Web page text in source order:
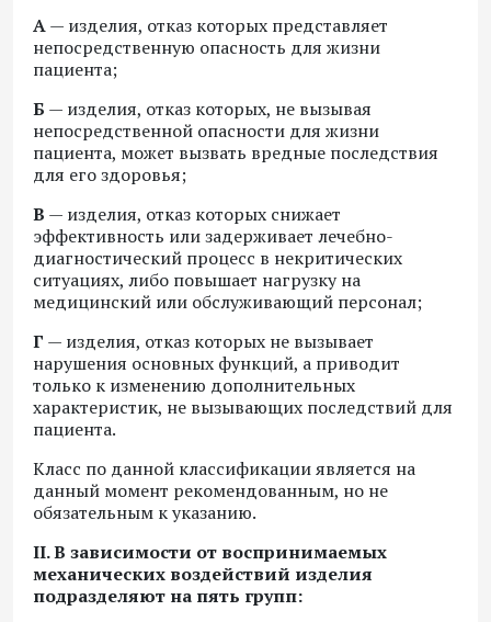
А— изделия, отказ которых представляет
непосредственную опасность для жизни
пациента;
Б — изделия, отказ которых, не вызывая
непосредственной опасности для жизни
пациента, может вызвать вредные последствия
для его здоровья;
В — изделия, отказ которых снижает
эффективность или задерживает лечебно-
диагностический процесс в некритических
ситуациях, либо повышает нагрузку на
медицинский или обслуживающий персонал;
Г — изделия, отказ которых не вызывает
нарушения основных функций, а приводит
только к изменению дополнительных
характеристик, не вызывающих последствий для
пациента.
Класс по данной классификации является на
данный момент рекомендованным, но не
обязательным к указанию.
II. В зависимости от воспринимаемых
механических воздействий изделия
подразделяют на пять групп: